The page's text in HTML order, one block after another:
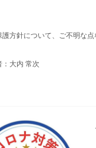
方針について、ご不明な
大内 常次